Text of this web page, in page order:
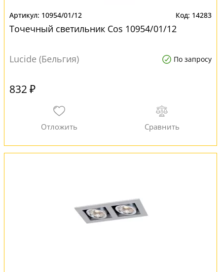
10954/01/12 14283
Точечный светильник Cos 10954/01/12
Lucide (Бельгия) По запросу
832 ₽